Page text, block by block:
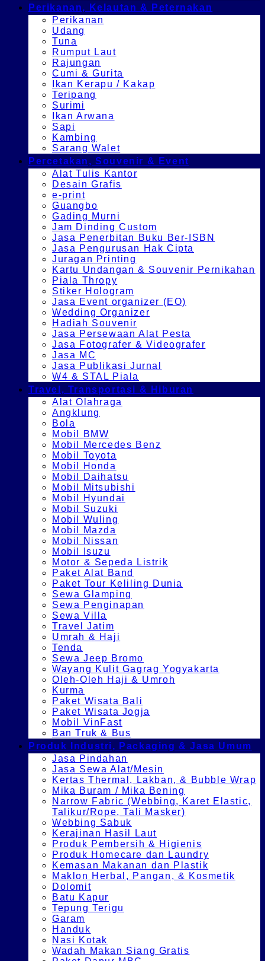
Perikanan, Kelautan & Peternakan
Perikanan
Udang
Tuna
Rumput Laut
Rajungan
Cumi & Gurita
Ikan Kerapu / Kakap
Teripang
Surimi
Ikan Arwana
Sapi
Kambing
Sarang Walet
Percetakan, Souvenir & Event
Alat Tulis Kantor
Desain Grafis
e-print
Guangbo
Gading Murni
Jam Dinding Custom
Jasa Penerbitan Buku Ber-ISBN
Jasa Pengurusan Hak Cipta
Juragan Printing
Kartu Undangan & Souvenir Pernikahan
Piala Thropy
Stiker Hologram
Jasa Event organizer (EO)
Wedding Organizer
Hadiah Souvenir
Jasa Persewaan Alat Pesta
Jasa Fotografer & Videografer
Jasa MC
Jasa Publikasi Jurnal
W4 & STAL Piala
Travel, Transportasi & Hiburan
Alat Olahraga
Angklung
Bola
Mobil BMW
Mobil Mercedes Benz
Mobil Toyota
Mobil Honda
Mobil Daihatsu
Mobil Mitsubishi
Mobil Hyundai
Mobil Suzuki
Mobil Wuling
Mobil Mazda
Mobil Nissan
Mobil Isuzu
Motor & Sepeda Listrik
Paket Alat Band
Paket Tour Keliling Dunia
Sewa Glamping
Sewa Penginapan
Sewa Villa
Travel Jatim
Umrah & Haji
Tenda
Sewa Jeep Bromo
Wayang Kulit Gagrag Yogyakarta
Oleh-Oleh Haji & Umroh
Kurma
Paket Wisata Bali
Paket Wisata Jogja
Mobil VinFast
Ban Truk & Bus
Produk Industri, Packaging & Jasa Umum
Jasa Pindahan
Jasa Sewa Alat/Mesin
Kertas Thermal, Lakban, & Bubble Wrap
Mika Buram / Mika Bening
Narrow Fabric (Webbing, Karet Elastic,
Talikur/Rope, Tali Masker)
Webbing Sabuk
Kerajinan Hasil Laut
Produk Pembersih & Higienis
Produk Homecare dan Laundry
Kemasan Makanan dan Plastik
Maklon Herbal, Pangan, & Kosmetik
Dolomit
Batu Kapur
Tepung Terigu
Garam
Handuk
Nasi Kotak
Wadah Makan Siang Gratis